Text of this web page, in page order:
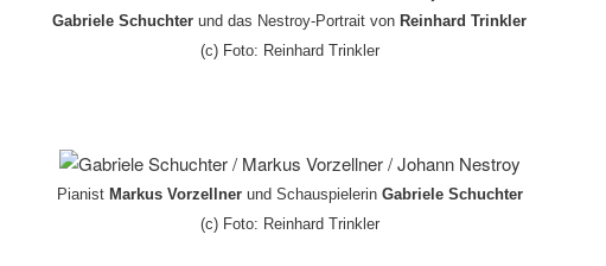
Gabriele Schuchter und das Nestroy-Portrait von Reinhard Trinkler
(c) Foto: Reinhard Trinkler
Pianist Markus Vorzellner und Schauspielerin Gabriele Schuchter
(c) Foto: Reinhard Trinkler